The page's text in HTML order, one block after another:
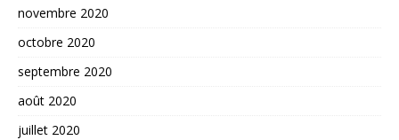
novembre 2020
octobre 2020
septembre 2020
août 2020
juillet 2020